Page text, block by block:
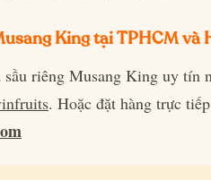
King tại TPHCM và
riêng Musang King uy tín
. Hoặc đặt hàng trực